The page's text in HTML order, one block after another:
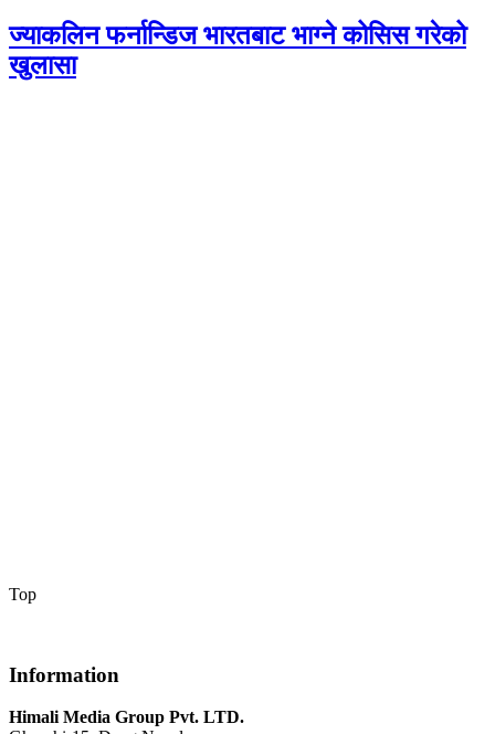
ज्याकलिन फर्नान्डिज भारतबाट भाग्ने कोसिस गरेको
खुलासा
Top
Information
Himali Media Group Pvt. LTD.